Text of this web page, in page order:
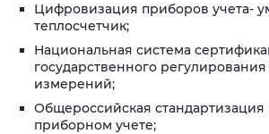
Цифровизация приборов учета-
теплосчетчик;
Национальная система
государственного
измерений;
Общероссийская стандартизация
приборном учете;